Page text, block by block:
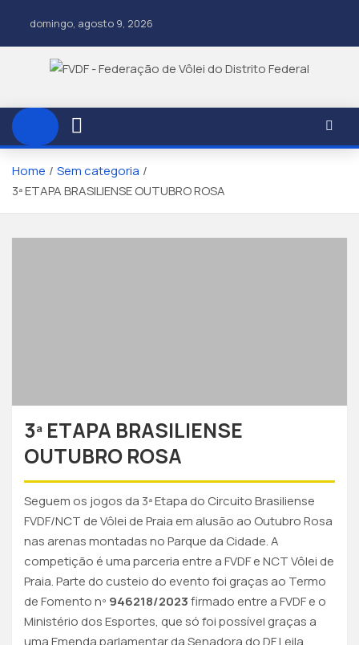
domingo, agosto 9, 2026
Home
Sem categoria
3ª ETAPA BRASILIENSE OUTUBRO ROSA
3ª ETAPA BRASILIENSE
OUTUBRO ROSA
Seguem os jogos da 3ª Etapa do Circuito Brasiliense
FVDF/NCT de Vôlei de Praia em alusão ao Outubro Rosa
nas arenas montadas no Parque da Cidade. A
competição é uma parceria entre a FVDF e NCT Vôlei de
Praia. Parte do custeio do evento foi graças ao Termo
de Fomento nº 946218/2023firmado entre a FVDF e o
Ministério dos Esportes, que só foi possível graças a
uma Emenda parlamentar da Senadora do DF Leila